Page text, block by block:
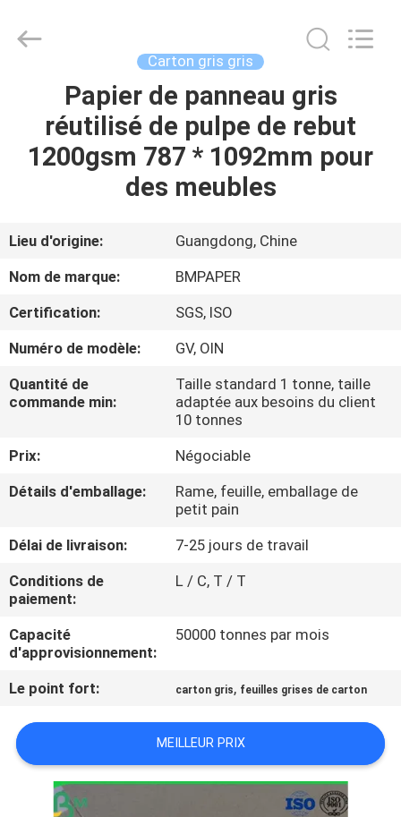
MAISON
À
PROPOS
NOUS
DE
L'USINE
CONTRÔLE
DE
LA
QUALITÉ
NOUS
CONTACTER
NOUVELLES
GUANGZHOU
BMPAPER
Carton gris gris
Papier de panneau gris
réutilisé de pulpe de rebut
1200gsm 787 * 1092mm pour
des meubles
Lieu d'origine:
Guangdong, Chine
Nom de marque:
BMPAPER
Certification:
SGS, ISO
Numéro de modèle:
GV, OIN
Quantité de
commande min:
Taille standard 1 tonne, taille
adaptée aux besoins du client
10 tonnes
Prix:
Négociable
Détails d'emballage:
Rame, feuille, emballage de
petit pain
Délai de livraison:
7-25 jours de travail
Conditions de
paiement:
L / C, T / T
Capacité
d'approvisionnement:
50000 tonnes par mois
Le point fort: carton gris, feuilles grises de carton
MEILLEUR PRIX